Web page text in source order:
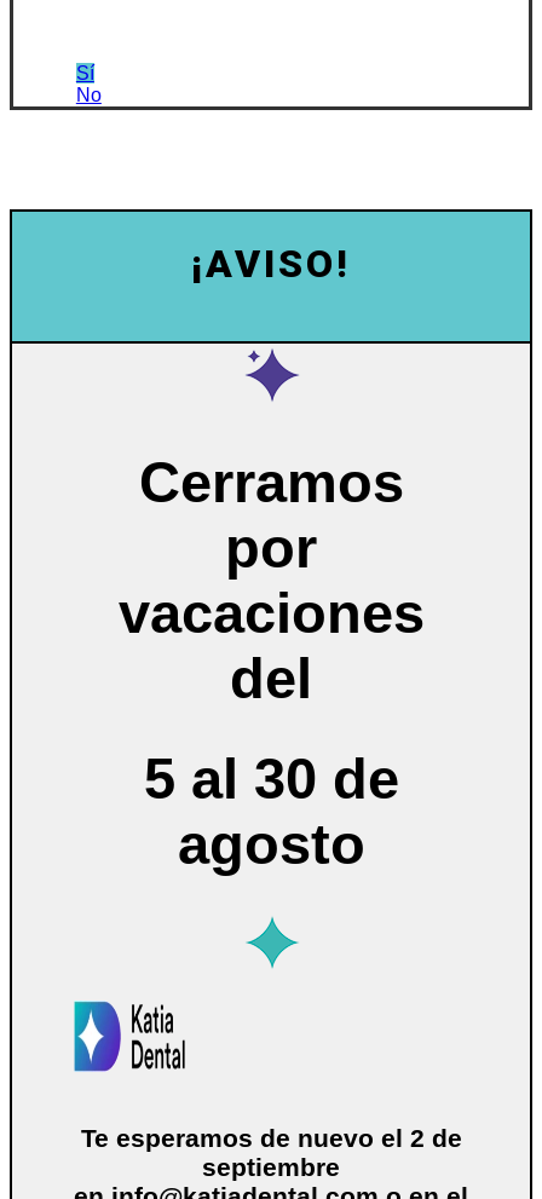
Sí
No
¡AVISO!
Cerramos
por
vacaciones
del
5 al 30 de
agosto
Te esperamos de nuevo el 2 de
septiembre